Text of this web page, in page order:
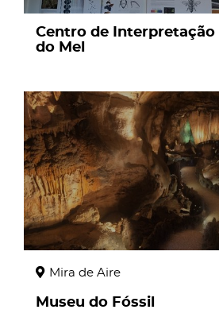
Centro de Interpretação
do Mel
page
Mira de Aire
Museu do Fóssil